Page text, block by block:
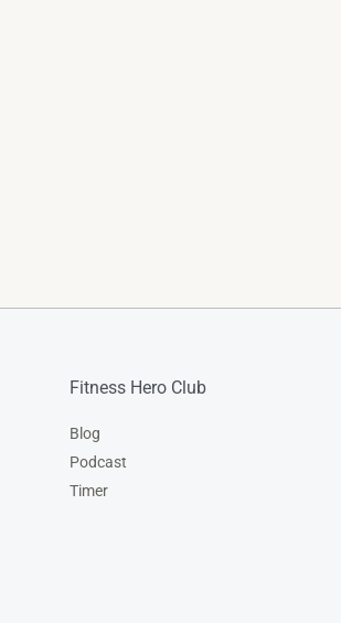
Fitness Hero Club
Blog
Podcast
Timer